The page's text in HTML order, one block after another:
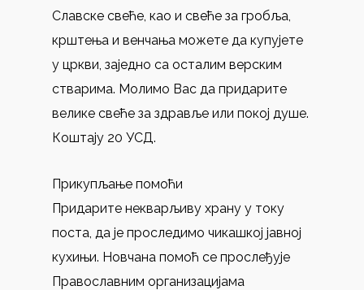
Славске свеће, као и свеће за гробља,
крштења и венчања можете да купујете
у цркви, заједно са осталим верским
стварима. Молимо Вас да придарите
велике свеће за здравље или покој душе.
Коштају 20 УСД.
Прикупљање помоћи
Придарите некварљиву храну у току
поста, да је проследимо чикашкој јавној
кухињи. Новчана помоћ се прослеђује
Православним организацијама